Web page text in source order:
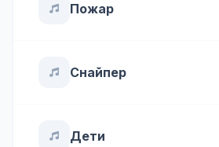
Пожар
Снайпер
Дети